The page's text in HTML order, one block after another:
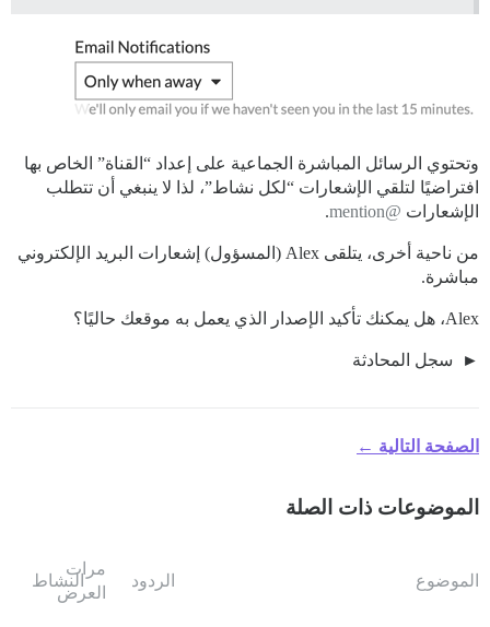
وتحتوي الرسائل المباشرة الجماعية على إعداد “القناة” الخاص بها
افتراضيًا لتلقي الإشعارات “لكل نشاط”، لذا لا ينبغي أن تتطلب
الإشعارات @mention
.
من ناحية أخرى، يتلقى Alex (المسؤول) إشعارات البريد الإلكتروني
مباشرة.
Alex، هل يمكنك تأكيد الإصدار الذي يعمل به موقعك حاليًا؟
سجل المحادثة
الصفحة التالية ←
الموضوعات ذات الصلة
الموضوع الردود
مرات
العرض
النشاط